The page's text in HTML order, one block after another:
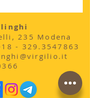
235 Modena
- 329 .3547863